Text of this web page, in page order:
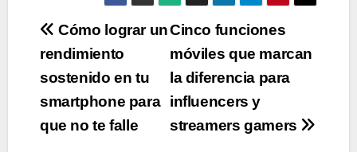
Navegación
de
entradas
Cinco funciones
móviles que marcan
la diferencia para
influencers y
streamers gamers
Cómo lograr un
rendimiento
sostenido en tu
smartphone para
que no te falle